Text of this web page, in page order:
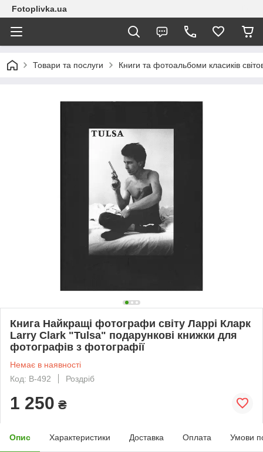
Fotoplivka.ua
Товари та послуги Книги та фотоальбоми класиків
Книга Найкращі фотографи світу Ларрі Кларк
Larry Clark "Tulsa" подарункові книжки для
фотографів з фотографії
Немає в наявності
Код: B-492
Роздріб
1 250 ₴
Опис Характеристики Доставка Оплата Умови